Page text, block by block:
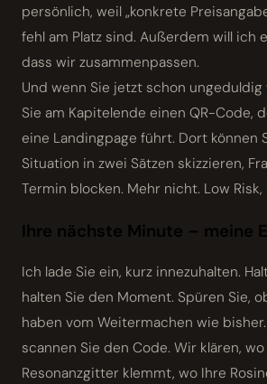
persönlich, weil „konkrete
fehl am Platz sind. Außerdem will ich
dass wir zusammenpassen.
Und wenn Sie jetzt schon
Sie am Kapitelende einen QR-Code,
eine Landingpage führt. Dort können
Situation in zwei Sätzen skizzieren,
Termin blocken. Mehr nicht. Low Risk,
Ihre nächste Minute – meine
Ich lade Sie ein, kurz innezuhalten. Halten Sie das Buch,
halten Sie den Moment. Spüren Sie,
haben vom Weitermachen wie
scannen Sie den Code. Wir klären,
Resonanzgitter klemmt, wo Ihre